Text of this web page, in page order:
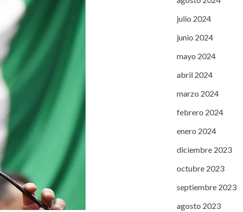
julio 2024
junio 2024
mayo 2024
abril 2024
marzo 2024
febrero 2024
enero 2024
diciembre 2023
octubre 2023
septiembre 2023
agosto 2023